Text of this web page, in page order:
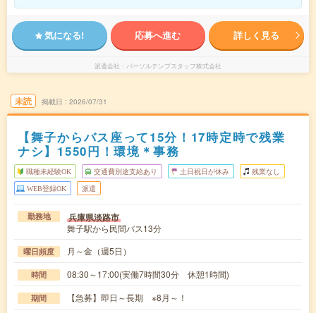
気になる! 応募へ進む 詳しく見る
派遣会社 パーソルテンプスタッフ株式会社
未読 掲載日 2026/07/31
【舞子からバス座って15分！17時定時で残業
ナシ】1550円！環境＊事務
職種未経験OK 交通費別途支給あり 土日祝日が休み 残業なし
WEB登録OK 派遣
勤務地 兵庫県淡路市
舞子駅から民間バス13分
曜日頻度 月～金（週5日）
時間 08:30～17:00(実働7時間30分 休憩1時間)
期間 【急募】即日～長期 ※8月～！